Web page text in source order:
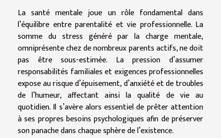
La santé mentale joue un rôle fondamental dans
l’équilibre entre parentalité et vie professionnelle. La
somme du stress généré par la charge mentale,
omniprésente chez de nombreux parents actifs, ne doit
pas être sous-estimée. La pression d’assumer
responsabilités familiales et exigences professionnelles
expose au risque d’épuisement, d’anxiété et de troubles
de l’humeur, affectant ainsi la qualité de vie au
quotidien. Il s’avère alors essentiel de prêter attention
à ses propres besoins psychologiques afin de préserver
son panache dans chaque sphère de l’existence.